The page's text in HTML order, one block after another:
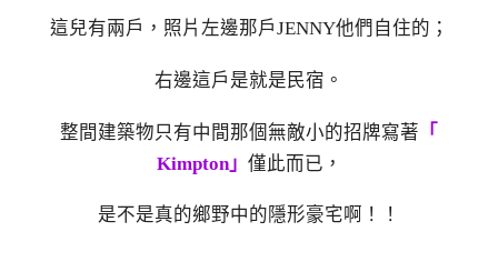
這兒有兩戶，照片左邊那戶JENNY他們自住的；
右邊這戶是就是民宿。
整間建築物只有中間那個無敵小的招牌寫著 「
Kimpton」 僅此而已，
是不是真的鄉野中的隱形豪宅啊！！